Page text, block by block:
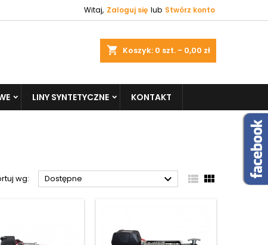
Witaj, Zaloguj się lub Stwórz konto
shopping_cart Koszyk: 0 szt. - 0,00 zł
LINY SYNTETYCZNE KONTAKT
wg: Dostępne   